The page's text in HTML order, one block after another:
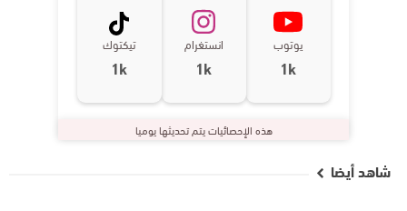
يوتوب
1k
انستغرام
1k
تيكتوك
1k
هذه الإحصائيات يتم تحديثها يوميا
شاهد أيضا